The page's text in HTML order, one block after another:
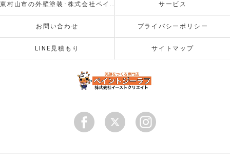
東村山市の外壁塗装･株式会社ペイントジーラフの評判 サービス
お問い合わせ プライバシーポリシー
LINE見積もり サイトマップ